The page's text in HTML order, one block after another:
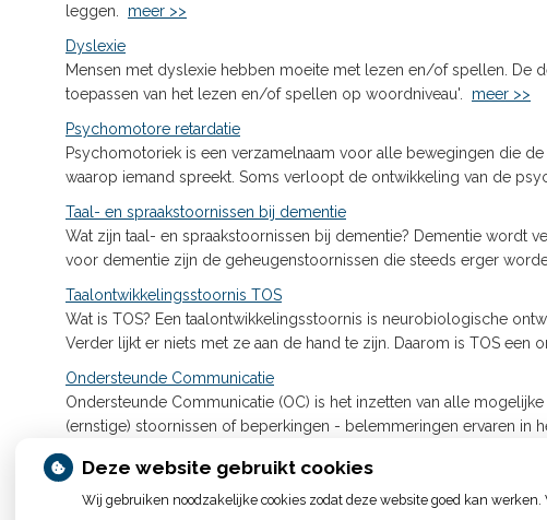
leggen. meer >>
Dyslexie
Mensen met dyslexie hebben moeite met lezen en/of spellen. De
toepassen van het lezen en/of spellen op woordniveau'. meer >>
Psychomotore retardatie
Psychomotoriek is een verzamelnaam voor alle bewegingen die
waarop iemand spreekt. Soms verloopt de ontwikkeling van de
Taal- en spraakstoornissen bij dementie
Wat zijn taal- en spraakstoornissen bij dementie? Dementie wordt
voor dementie zijn de geheugenstoornissen die steeds erger
Taalontwikkelingsstoornis TOS
Wat is TOS? Een taalontwikkelingsstoornis is neurobiologische
Verder lijkt er niets met ze aan de hand te zijn. Daarom is TOS een
Ondersteunde Communicatie
Ondersteunde Communicatie (OC) is het inzetten van alle
(ernstige) stoornissen of beperkingen - belemmeringen ervaren in
Deze website gebruikt cookies
Wij gebruiken noodzakelijke cookies zodat deze website goed kan